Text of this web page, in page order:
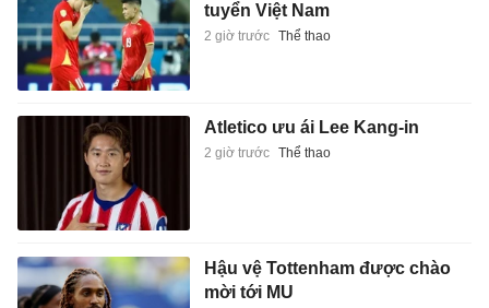
tuyển Việt Nam
2 giờ trước Thể thao
Atletico ưu ái Lee Kang-in
2 giờ trước Thể thao
Hậu vệ Tottenham được chào
mời tới MU